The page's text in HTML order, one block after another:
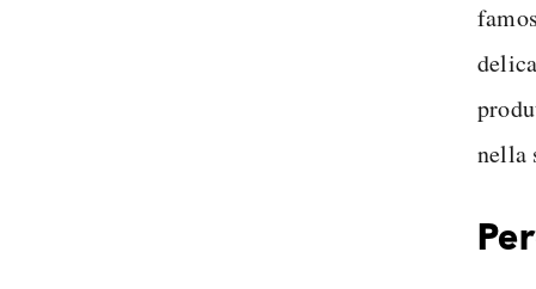
nella